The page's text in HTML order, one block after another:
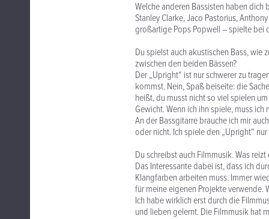
Welche anderen Bassisten haben dich
Stanley Clarke, Jaco Pastorius,
großartige Pops Popwell – spielte bei
Du spielst auch akustischen Bass, wie
zwischen den beiden Bässen?
Der „Upright“ ist nur schwerer zu
kommst. Nein, Spaß beiseite: die
heißt, du musst nicht so viel spielen
Gewicht. Wenn ich ihn spiele, muss
An der Bassgitarre brauche ich mir
oder nicht. Ich spiele den „Upright“
Du schreibst auch Filmmusik. Was
Das Interessante dabei ist, dass ich
Klangfarben arbeiten muss. Immer
für meine eigenen Projekte verwende.
Ich habe wirklich erst durch die
und lieben gelernt. Die Filmmusik hat